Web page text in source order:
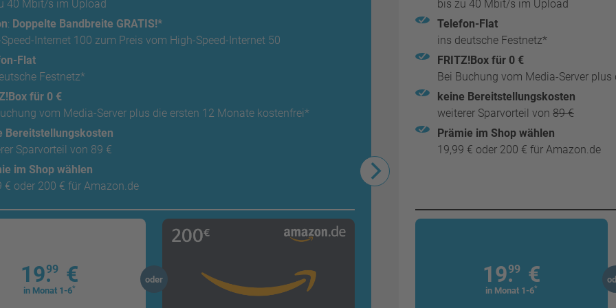
40 Mbit/s im Upload
: Doppelte Bandbreite GRATIS!*
Internet 100 zum Preis vom High-Speed-Internet 50
Flat
Festnetz*
für 0 €
vom Media-Server plus die ersten 12 Monate kostenfrei*
Bereitstellungskosten
Sparvorteil von 89 €
im Shop wählen
€ oder 200 € für Amazon.de
19.99 €
in Monat 1-6*
oder
bis zu 40 Mbit/s im Upload
Telefon-Flat
ins deutsche Festnetz*
FRITZ!Box für 0 €
Bei Buchung vom Media-Server
keine Bereitstellungskosten
weiterer Sparvorteil von 89 €
Prämie im Shop wählen
19,99 € oder 200 € für Amazon.de
19.99 €
in Monat 1-6*